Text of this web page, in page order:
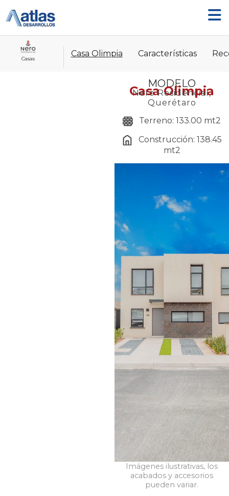
contenido
Casas
Casa Olimpia Características
MODELO
Casa Olimpia
Nero Residencial,
Querétaro
Terreno: 133.00 mt2
Construcción: 138.45
mt2
Imágenes ilustrativas, los
acabados y accesorios
pueden variar.